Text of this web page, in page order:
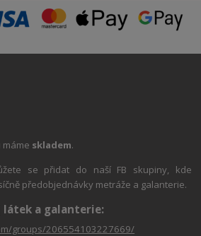
skladem.
se přidat do naší FB skupiny, kde
předobjednávky metráže a galanterie.
a galanterie:
groups/206554103227669/